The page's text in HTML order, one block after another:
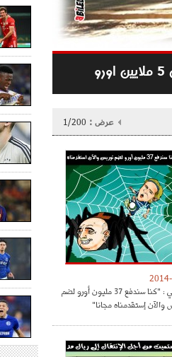
عرض : 1/200
غالياني : "كنا سندفع 37 مليون أورو لضم
إستقدمناه مجانا"